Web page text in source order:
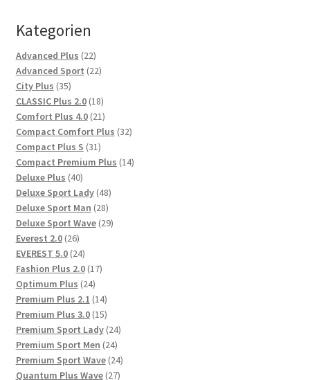
Kategorien
Advanced Plus 2222
Produkte
Advanced Sport 2222
City Plus 3535
Produkte
CLASSIC Plus 2.0 1818
Produkte
Comfort Plus 4.0 2121
Produkte
Compact Comfort Plus 3232
Compact Plus S 3131
Produkte
Compact Premium Plus 1414
Deluxe Plus 4040
Produkte
Deluxe Sport Lady 4848
Produkte
Deluxe Sport Man 2828
Produkte
Deluxe Sport Wave 2929
Everest 2.0 2626
Produkte
EVEREST 5.0 2424
Produkte
Fashion Plus 2.0 1717
Optimum Plus 2424
Produkte
Premium Plus 2.1 1414
Produkte
Premium Plus 3.0 1515
Produkte
Premium Sport Lady 2424
Premium Sport Men 2424
Produkte
Premium Sport Wave 2424
Produkte
Quantum Plus Wave 2727